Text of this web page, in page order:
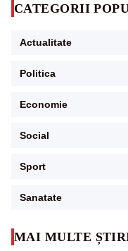
MAI MULTE
CATEGORII
Actualitate
Politica
Economie
Social
Sport
Sanatate